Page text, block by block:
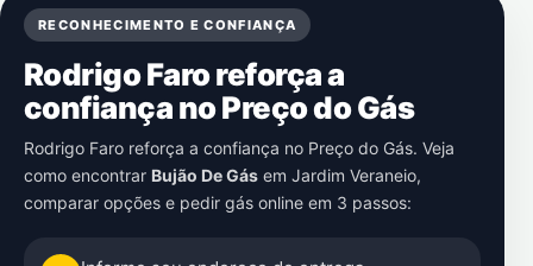
RECONHECIMENTO E CONFIANÇA
Rodrigo Faro reforça a
confiança no Preço do Gás
Rodrigo Faro reforça a confiança no Preço do Gás. Veja
como encontrar Bujão De Gás em Jardim Veraneio,
comparar opções e pedir gás online em 3 passos: